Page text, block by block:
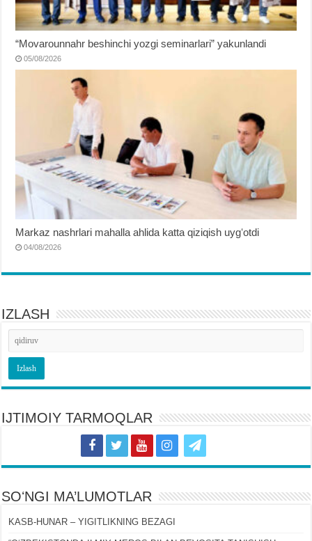
“Movarounnahr beshinchi yozgi seminarlari” yakunlandi
05/08/2026
Markaz nashrlari mahalla ahlida katta qiziqish uygʻotdi
04/08/2026
IZLASH
IJTIMOIY TARMOQLAR
SOʻNGI MA’LUMOTLAR
KASB-HUNAR – YIGITLIKNING BEZAGI